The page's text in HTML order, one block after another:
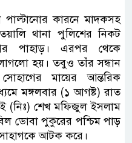
পাল্টানোর কারনে মাদকসহ
থানা পুলিশের নিকট
পাহাড়। এরপর থেকে
হয়। তবুও তাঁর সন্ধান
মায়ের আন্তরিক
মঙ্গলবার (১ আগষ্ট) রাত
(নিঃ) শেখ মফিজুল ইসলাম
ডোবা পুকুরের পশ্চিম পাড়
আটক করে।